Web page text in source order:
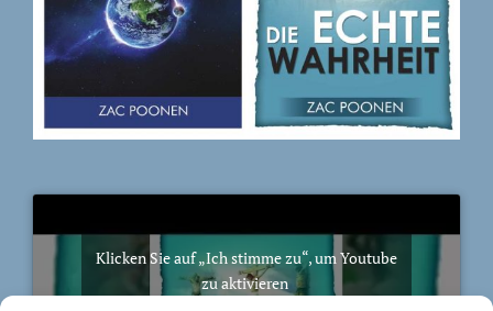
Klicken Sie auf „Ich stimme zu“, um Youtube
zu aktivieren